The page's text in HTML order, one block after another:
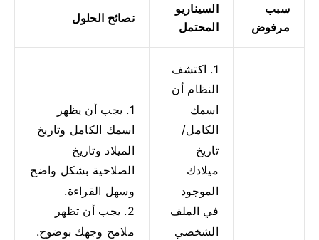
سبب
مرفوض
السيناريو
المحتمل
نصائح الحلول
1. اكتشف
النظام أن
اسمك
الكامل/
تاريخ
ميلادك
الموجود
في الملف
الشخصي
1. يجب أن يظهر
اسمك الكامل وتاريخ
الميلاد وتاريخ
الصلاحية بشكل واضح
وسهل القراءة.
2. يجب أن تظهر
ملامح وجهك بوضوح.